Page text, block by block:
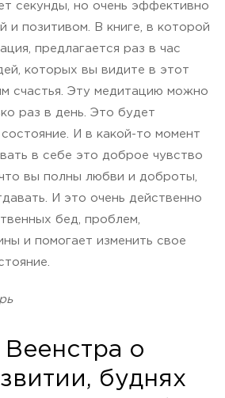
секунды, но очень эффективно
и позитивом. В книге, в которой
предлагается раз в час
которых вы видите в этот
счастья. Эту медитацию можно
раз в день. Это будет
И в какой-то момент
в себе это доброе чувство
вы полны любви и доброты,
И это очень действенно
бед, проблем,
и помогает изменить свое
о
буднях